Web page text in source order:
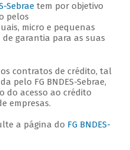
Sebraetem por objetivo
pelos
micro e pequenas
garantia para as suas
contratos de crédito, tal
pelo FG BNDES-Sebrae,
do acesso ao crédito
empresas.
a página do FG BNDES-